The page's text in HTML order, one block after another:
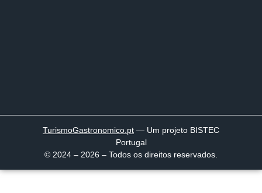
TurismoGastronomico .pt — Um projeto BISTEC
Portugal
© 2024 – 2026 – Todos os direitos reservados.